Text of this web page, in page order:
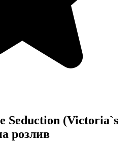
Seduction (Victoria`s
розлив